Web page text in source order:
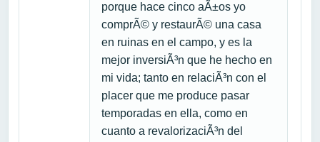
porque hace cinco aÃ±os yo
comprÃ© y restaurÃ© una casa
en ruinas en el campo, y es la
mejor inversiÃ³n que he hecho en
mi vida; tanto en relaciÃ³n con el
placer que me produce pasar
temporadas en ella, como en
cuanto a revalorizaciÃ³n del